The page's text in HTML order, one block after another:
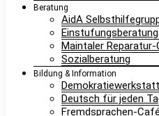
Beratung
AidA
Maintaler Reparatur-
Sozialberatung
Bildung & Information
Demokratiewerkstatt
Deutsch für jeden
Fremdsprachen-